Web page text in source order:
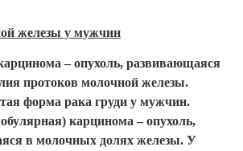
железы у мужчин
– опухоль, развивающаяся
протоков молочной железы.
форма рака груди у мужчин.
карцинома – опухоль,
в молочных долях железы. У